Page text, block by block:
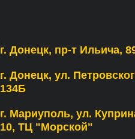
г. Донецк, пр-т Ильича,
г. Донецк, ул.
134Б
г. Мариуполь, ул.
10, ТЦ "Морской"